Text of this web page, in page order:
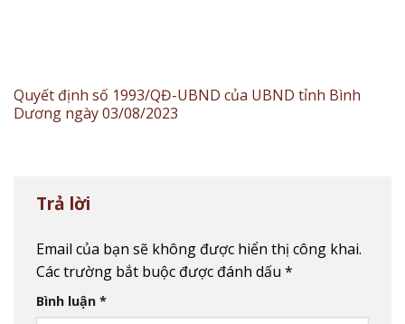
Quyết định số 1993/QĐ-UBND của UBND tỉnh Bình
Dương ngày 03/08/2023
Trả lời
Email của bạn sẽ không được hiển thị công khai.
Các trường bắt buộc được đánh dấu *
Bình luận *